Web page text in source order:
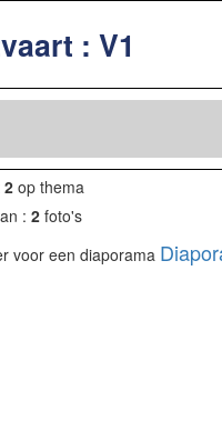
: V1
2op thema
: 2 foto's
voor een diaporama